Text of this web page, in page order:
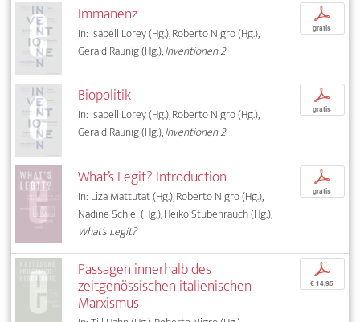
Immanenz
In: Isabell Lorey (Hg.), Roberto Nigro (Hg.),
Gerald Raunig (Hg.),Inventionen 2
p
gratis
Biopolitik
In: Isabell Lorey (Hg.), Roberto Nigro (Hg.),
Gerald Raunig (Hg.),Inventionen 2
p
gratis
What’s Legit? Introduction
In: Liza Mattutat (Hg.), Roberto Nigro (Hg.),
Nadine Schiel (Hg.), Heiko Stubenrauch (Hg.),
What’s Legit?
p
gratis
Passagen innerhalb des
zeitgenössischen italienischen
Marxismus
p
€ 14,95